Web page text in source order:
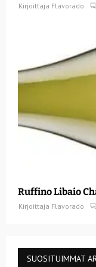
Kirjoittaja Flavorado
Ruffino Libaio
Kirjoittaja Flavorado
SUOSITUIMMAT